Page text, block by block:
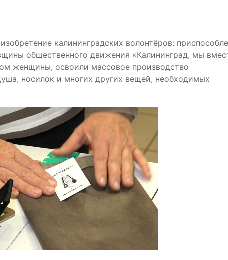
калининградских волонтёров:
общественного движения «Калининград, мы
женщины, освоили массовое производство
носилок и многих других вещей, необходимых